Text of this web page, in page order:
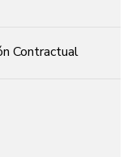
Contractual